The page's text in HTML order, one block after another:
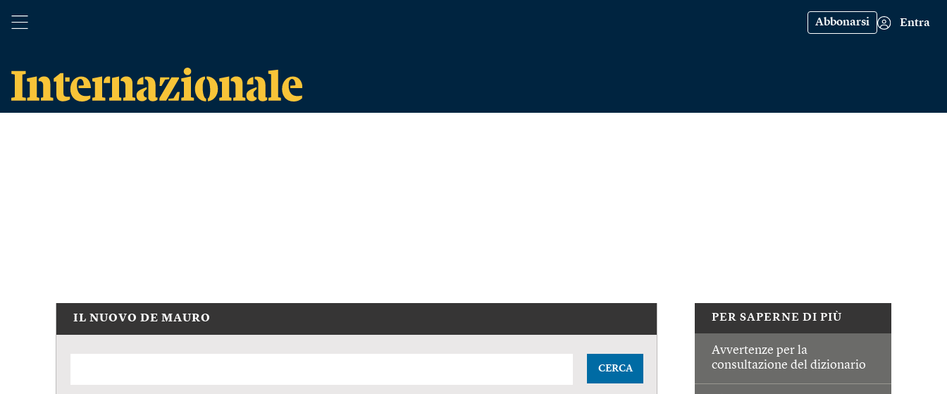
Abbonarsi Entra
PER SAPERNE DI PIÙ
Avvertenze per la
consultazione del dizionario
IL NUOVO DE MAURO
CERCA